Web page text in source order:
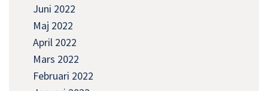
Juni 2022
Maj 2022
April 2022
Mars 2022
Februari 2022